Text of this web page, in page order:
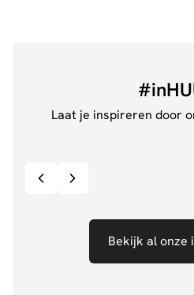
Laat je inspireren door
Bekijk al onze